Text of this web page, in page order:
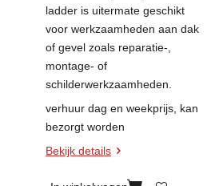
ladder is uitermate geschikt
voor werkzaamheden aan dak
of gevel zoals reparatie-,
montage- of
schilderwerkzaamheden.
verhuur dag en weekprijs, kan
bezorgt worden
Bekijk details